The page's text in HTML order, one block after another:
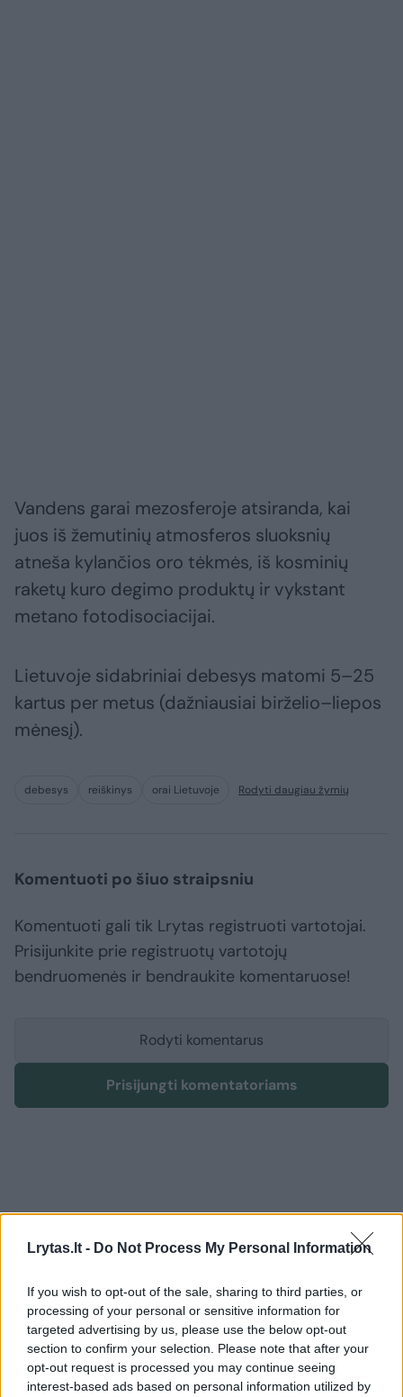
Lrytas.lt - Do Not Process My Personal Information
If you wish to opt-out of the sale, sharing to third parties, or
processing of your personal or sensitive information for
targeted advertising by us, please use the below opt-out
section to confirm your selection. Please note that after your
opt-out request is processed you may continue seeing
interest-based ads based on personal information utilized by
Vandens garai mezosferoje atsiranda, kai
juos iš žemutinių atmosferos sluoksnių
atneša kylančios oro tėkmės, iš kosminių
raketų kuro degimo produktų ir vykstant
metano fotodisociacijai.
Lietuvoje sidabriniai debesys matomi 5–25
kartus per metus (dažniausiai birželio–liepos
mėnesį).
debesys reiškinys orai Lietuvoje Rodyti daugiau žymių
Komentuoti po šiuo straipsniu
Komentuoti gali tik Lrytas registruoti vartotojai.
Prisijunkite prie registruotų vartotojų
bendruomenės ir bendraukite komentaruose!
Rodyti komentarus
Prisijungti komentatoriams